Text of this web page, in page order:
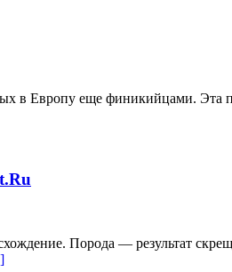
в Европу еще финикийцами.
Порода — результат